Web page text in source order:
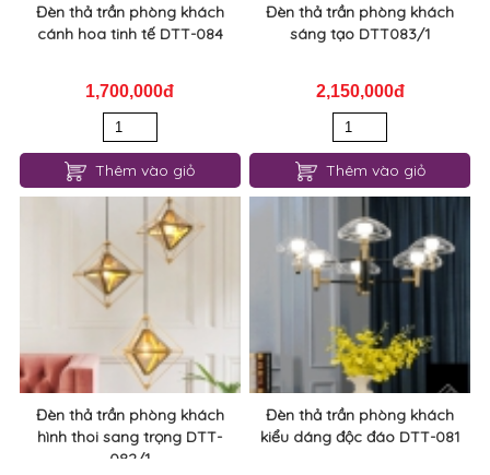
Đèn thả trần phòng khách
cánh hoa tinh tế DTT-084
1,700,000đ
Thêm vào giỏ
Đèn thả trần phòng khách
sáng tạo DTT083/1
2,150,000đ
Thêm vào giỏ
Đèn thả trần phòng khách
hình thoi sang trọng DTT-
082/1
Đèn thả trần phòng khách
kiểu dáng độc đáo DTT-081